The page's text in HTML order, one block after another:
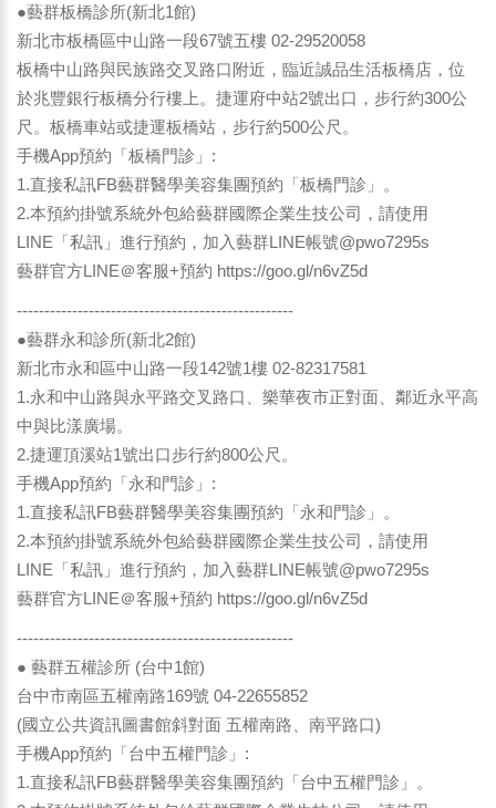
●藝群板橋診所(新北1館)
新北市板橋區中山路一段67號五樓 02-29520058
板橋中山路與民族路交叉路口附近，臨近誠品生活板橋店，位
於兆豐銀行板橋分行樓上。捷運府中站2號出口，步行約300公
尺。板橋車站或捷運板橋站，步行約500公尺。
手機App預約「板橋門診」:
1.直接私訊FB藝群醫學美容集團預約「板橋門診」。
2.本預約掛號系統外包給藝群國際企業生技公司，請使用
LINE「私訊」進行預約，加入藝群LINE帳號@pwo7295s
藝群官方LINE＠客服+預約 https://goo.gl/n6vZ5d
--------------------------------------------------
●藝群永和診所(新北2館)
新北市永和區中山路一段142號1樓 02-82317581
1.永和中山路與永平路交叉路口、樂華夜市正對面、鄰近永平高
中與比漾廣場。
2.捷運頂溪站1號出口步行約800公尺。
手機App預約「永和門診」:
1.直接私訊FB藝群醫學美容集團預約「永和門診」。
2.本預約掛號系統外包給藝群國際企業生技公司，請使用
LINE「私訊」進行預約，加入藝群LINE帳號@pwo7295s
藝群官方LINE＠客服+預約 https://goo.gl/n6vZ5d
--------------------------------------------------
● 藝群五權診所 (台中1館)
台中市南區五權南路169號 04-22655852
(國立公共資訊圖書館斜對面 五權南路、南平路口)
手機App預約「台中五權門診」:
1.直接私訊FB藝群醫學美容集團預約「台中五權門診」。